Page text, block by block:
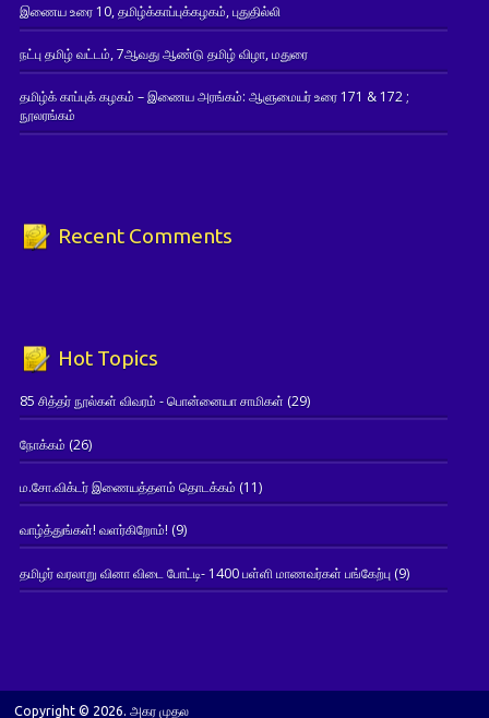
இணைய உரை 10, தமிழ்க்காப்புக்கழகம், புதுதில்லி
நட்பு தமிழ் வட்டம், 7ஆவது ஆண்டு தமிழ் விழா, மதுரை
தமிழ்க் காப்புக் கழகம் – இணைய அரங்கம்: ஆளுமையர் உரை 171 & 172 ;
நூலரங்கம்
Recent Comments
Hot Topics
85 சித்தர் நூல்கள் விவரம் - பொன்னையா சாமிகள் (29)
நோக்கம் (26)
ம.சோ.விக்டர் இணையத்தளம் தொடக்கம் (11)
வாழ்த்துங்கள்! வளர்கிறோம்! (9)
தமிழர் வரலாறு வினா விடை போட்டி- 1400 பள்ளி மாணவர்கள் பங்கேற்பு(9)
Copyright © 2026. அகர முதல